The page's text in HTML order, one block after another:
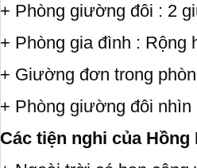
+ Phòng giường đôi : 2
+ Phòng gia đình : Rộng
+ Giường đơn trong
+ Phòng giường đôi
Các tiện nghi của